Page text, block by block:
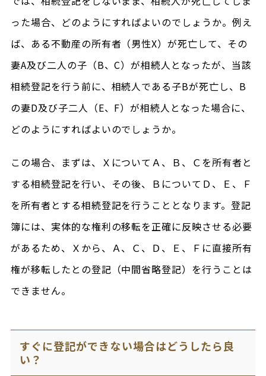
った場合、どのようにすればよいのでしょうか。例え
ば、ある不動産の所有者（男性X）が死亡して、その
妻A及び二人の子（B、C）が相続人となったが、当該
相続登記を行う前に、相続人である子Bが死亡し、B
の妻D及び子二人（E、F）が相続人となった場合に、
どのようにすればよいのでしょうか。
この場合、まずは、ＸについてＡ、Ｂ、Ｃを所有者と
する相続登記を行い、その後、ＢについてＤ、Ｅ、Ｆ
を所有者とする相続登記を行うこととなります。登記
簿には、実体的な権利の移転を正確に反映させる必要
があるため、Ｘから、Ａ、Ｃ、Ｄ、Ｅ、Ｆに直接所有
権が移転したとの登記（中間省略登記）を行うことは
できません。
すぐに登記ができない場合はどうしたら良
い？